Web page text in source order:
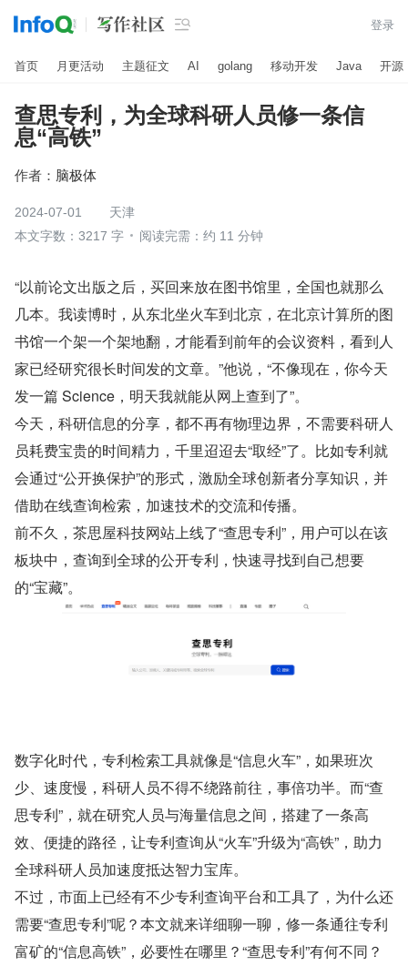
 登录
首页 月更活动 主题征文 AI golang 移动开发 Java 开源
查思专利，为全球科研人员修一条信
息“高铁”
作者： 脑极体
2024-07-01
天津
本文字数：3217 字
阅读完需：约 11 分钟
“以前论文出版之后，买回来放在图书馆里，全国也就那么
几本。我读博时，从东北坐火车到北京，在北京计算所的图
书馆一个架一个架地翻，才能看到前年的会议资料，看到人
家已经研究很长时间发的文章。”他说，“不像现在，你今天
发一篇 Science，明天我就能从网上查到了”。
今天，科研信息的分享，都不再有物理边界，不需要科研人
员耗费宝贵的时间精力，千里迢迢去“取经”了。比如专利就
会通过“公开换保护”的形式，激励全球创新者分享知识，并
借助在线查询检索，加速技术的交流和传播。
前不久，茶思屋科技网站上线了“查思专利”，用户可以在该
板块中，查询到全球的公开专利，快速寻找到自己想要
的“宝藏”。
数字化时代，专利检索工具就像是“信息火车”，如果班次
少、速度慢，科研人员不得不绕路前往，事倍功半。而“查
思专利”，就在研究人员与海量信息之间，搭建了一条高
效、便捷的路径，让专利查询从“火车”升级为“高铁”，助力
全球科研人员加速度抵达智力宝库。
不过，市面上已经有不少专利查询平台和工具了，为什么还
需要“查思专利”呢？本文就来详细聊一聊，修一条通往专利
富矿的“信息高铁”，必要性在哪里？“查思专利”有何不同？